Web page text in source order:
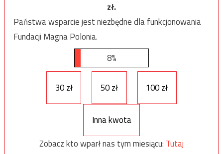
zł.
Państwa wsparcie jest niezbędne dla funkcjonowania
Fundacji Magna Polonia.
8%
30 zł 50 zł 100 zł
Inna kwota
Zobacz kto wparł nas tym miesiącu: Tutaj